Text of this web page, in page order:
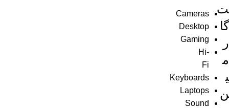
ت
گا
ر
م
ی
ن
Cameras
Desktop
Gaming
Hi-
Fi
Keyboards
Laptops
Sound